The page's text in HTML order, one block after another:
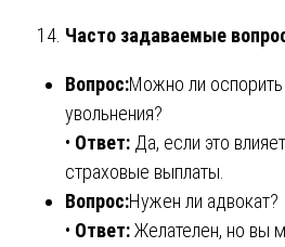
Часто задаваемые
Вопрос:Можно ли
увольнения?
• Ответ: Да, если это
страховые выплаты.
Вопрос:Нужен ли адвокат?
• Ответ:Желателен, но вы